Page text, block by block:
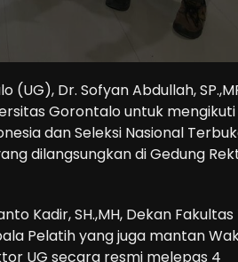
Dr. Sofyan Abdullah,
Gorontalo untuk mengikuti
dan Seleksi Nasional
dilangsungkan di Gedung
Kadir, SH.,MH, Dekan Fakultas
Pelatih yang juga mantan
UG secara resmi melepas 4